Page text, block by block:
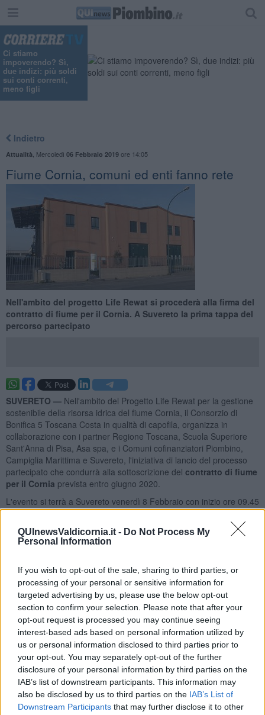
QUInewsValdicornia.it - Do Not Process My
Personal Information
If you wish to opt-out of the sale, sharing to third parties, or
processing of your personal or sensitive information for
targeted advertising by us, please use the below opt-out
section to confirm your selection. Please note that after your
opt-out request is processed you may continue seeing
interest-based ads based on personal information utilized by
us or personal information disclosed to third parties prior to
your opt-out. You may separately opt-out of the further
disclosure of your personal information by third parties on the
IAB’s list of downstream participants. This information may
also be disclosed by us to third parties on the IAB’s List of
Downstream Participants that may further disclose it to other
Ci stiamo
impoverendo? Sì,
due indizi: più soldi
sui conti correnti,
meno figli
Indietro
Attualità Mercoledì 06 Febbraio 2019ore 14:05
Fiume Cornia, comuni ed enti fanno rete
Nell'ambito del progetto Life Rewat si procederà alla firma del
contratto di fiume per il Cornia. A Suvereto la prima tappa del
percorso partecipato
SUVERETO — Nell'ambito del Progetto Life Rewat per la gestione
sostenibile della risorsa idrica del fiume Cornia, il Consorzio di
Bonifica 5 Toscana Costa in qualità di capofila, organizza in
collaborazione con i partner Regione Toscana, Scuola Superiore
Sant'Anna di Pisa, Asa spa, e i Comuni cofinanziatori Piombino,
Campiglia Marittima e Suvereto, l'iniziativa di lancio del processo
partecipato che condurrà alla sottoscrizione del contratto di fiume
per il Cornia prevista entro giugno 2020.
L'evento si terrà a Suvereto venerdì 8 Febbraio con inizio ore 09.45
presso la sala del Museo di Arte Sacra.
Dopo la firma del Documento di intenti da parte delle istituzioni
presenti all'interno del bacino idrografico, avvenuta nel Maggio del
2018, con questa iniziativa si rilancia il lavoro di condivisione ed
ampliamento della platea degli attori locali, coinvolgendo imprese,
associazioni di categoria del settore le questioni legate al fiume
Cornia e costruire un nuovo punto di vista nella gestione del corso
d'acqua.
I macro temi che saranno al centro del percorso che porterà alla
stipula del contratto di fiume saranno: il miglioramento qualitativo e
quantitativo dei corpi idrici superficiali e sotterranei della Val di
Cornia; la riduzione e la prevenzione del rischio idraulico del fiume
Cornia e del reticolo minore; la condivisione delle informazioni e